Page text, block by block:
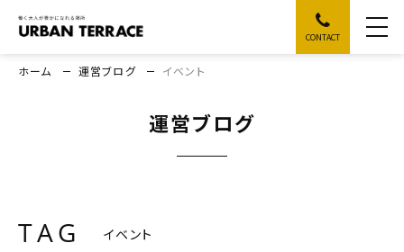
CONTACT
運営ブログ
ホーム 運営ブログ イベント
TAG イベント